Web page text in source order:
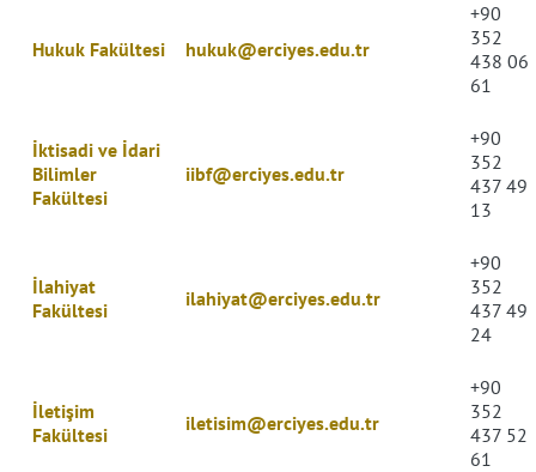
Hukuk Fakültesi hukuk@erciyes.edu.tr
+90
352
438 06
61
İktisadi ve İdari
Bilimler
Fakültesi
iibf@erciyes.edu.tr
+90
352
437 49
13
İlahiyat
Fakültesi
ilahiyat@erciyes.edu.tr
+90
352
437 49
24
İletişim
Fakültesi
iletisim@erciyes.edu.tr
+90
352
437 52
61